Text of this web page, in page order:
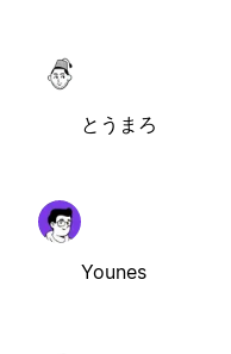
とうまろ
Younes